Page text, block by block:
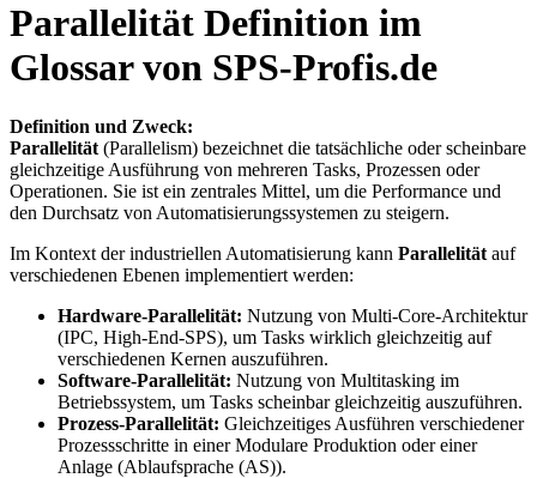
Parallelität Definition im
Glossar von SPS-Profis.de
Definition und Zweck:
Parallelität (Parallelism) bezeichnet die tatsächliche oder scheinbare
gleichzeitige Ausführung von mehreren Tasks, Prozessen oder
Operationen. Sie ist ein zentrales Mittel, um die Performance und
den Durchsatz von Automatisierungssystemen zu steigern.
Im Kontext der industriellen Automatisierung kann Parallelität auf
verschiedenen Ebenen implementiert werden:
Hardware-Parallelität: Nutzung von Multi-Core-Architektur
(IPC, High-End-SPS), um Tasks wirklich gleichzeitig auf
verschiedenen Kernen auszuführen.
Software-Parallelität: Nutzung von Multitasking im
Betriebssystem, um Tasks scheinbar gleichzeitig auszuführen.
Prozess-Parallelität: Gleichzeitiges Ausführen verschiedener
Prozessschritte in einer Modulare Produktion oder einer
Anlage (Ablaufsprache (AS)).